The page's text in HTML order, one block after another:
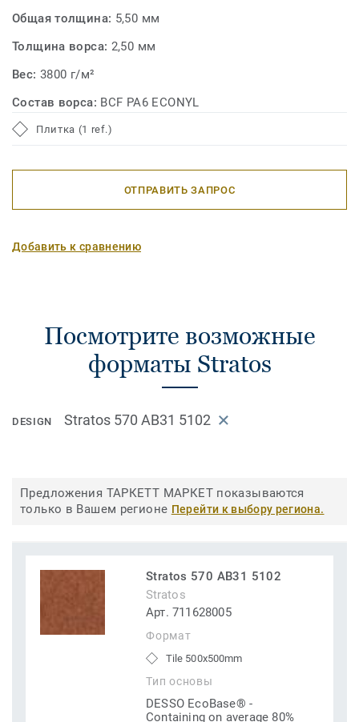
Общая толщина: 5,50 мм
Толщина ворса: 2,50 мм
Вес: 3800 г/м²
Состав ворса: BCF PA6 ECONYL
Плитка (1 ref.)
ОТПРАВИТЬ ЗАПРОС
Добавить к сравнению
Посмотрите возможные
форматы Stratos
DESIGN Stratos 570 AB31 5102
Предложения ТАРКЕТТ МАРКЕТ показываются
только в Вашем регионе Перейти к выбору региона.
Stratos 570 AB31 5102
Stratos
Арт. 711628005
Формат
Tile 500x500mm
Тип основы
DESSO EcoBase® -
Containing on average 80%